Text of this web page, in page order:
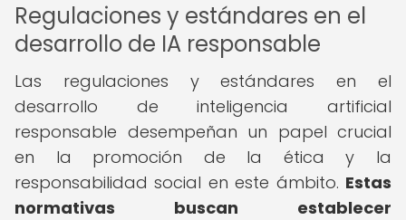
Regulaciones y estándares en el
desarrollo de IA responsable
Las regulaciones y estándares en el
desarrollo de inteligencia artificial
responsable desempeñan un papel crucial
en la promoción de la ética y la
responsabilidad social en este ámbito. Estas
normativas buscan establecer